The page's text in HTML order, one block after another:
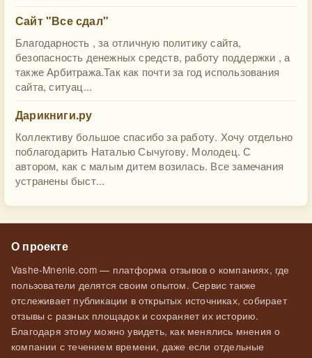
Сайт "Все сдал"
Благодарность , за отличную политику сайта,
безопасность денежных средств, работу поддержки , а
также Арбитража.Так как почти за год использования
сайта, ситуац...
Дарикниги.ру
Коллективу большое спасибо за работу. Хочу отдельно
поблагодарить Наталью Сычугову. Молодец. С
автором, как с малым дитем возилась. Все замечания
устранены быст...
О проекте
Vashe-Mnenie.com — платформа отзывов о компаниях, где
пользователи делятся своим опытом. Сервис также
отслеживает публикации в открытых источниках, собирает
отзывы с разных площадок и сохраняет их историю.
Благодаря этому можно увидеть, как менялись мнения о
компании с течением времени, даже если отдельные